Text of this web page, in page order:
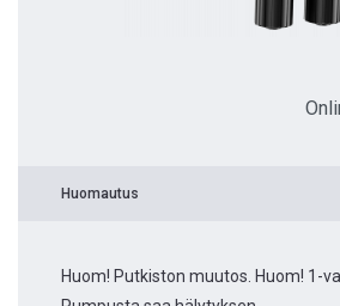
Huomautus
Huom! Putkiston muutos. Huom! 1-